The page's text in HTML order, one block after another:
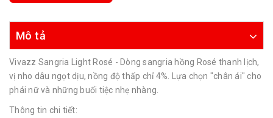
Mô tả
Vivazz Sangria Light Rosé - Dòng sangria hồng Rosé thanh lịch,
vị nho dâu ngọt dịu, nồng độ thấp chỉ 4%. Lựa chọn "chân ái" cho
phái nữ và những buổi tiệc nhẹ nhàng.
Thông tin chi tiết: